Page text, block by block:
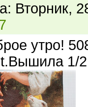
Вторник,
утро!
1/2